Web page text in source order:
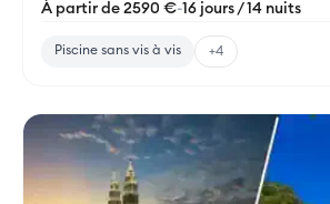
À partir de 2590 €-16 jours / 14 nuits
Piscine sans vis à vis +4